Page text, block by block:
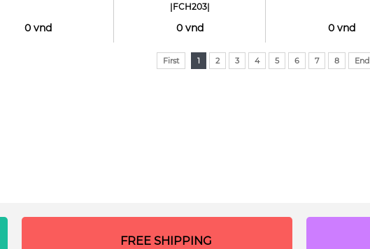
0 vnd
|FCH203|
0 vnd 0 vnd
First 1 2 3 4 5 6 7 8 End
FREE SHIPPING